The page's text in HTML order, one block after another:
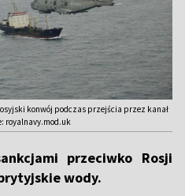
konwój podczas przejścia przez kanał
royalnavy.mod.uk
przeciwko Rosji
wody.